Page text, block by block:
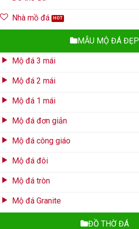
Nhà mồ đá
MẪU MỘ ĐÁ ĐẸP
Mộ đá 3 mái
Mộ đá 2 mái
Mộ đá 1 mái
Mộ đá đơn giản
Mộ đá công giáo
Mộ đá đôi
Mộ đá tròn
Mộ đá Granite
ĐỒ THỜ ĐÁ